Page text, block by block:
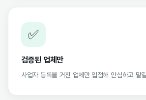
✅
검증된 업체만
사업자 등록을 거친 업체만 입점해 안심하고 맡